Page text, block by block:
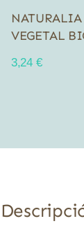
VEGETAL
3,24 €